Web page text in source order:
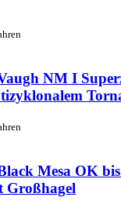
NM I
Mesa OK
Großhagel